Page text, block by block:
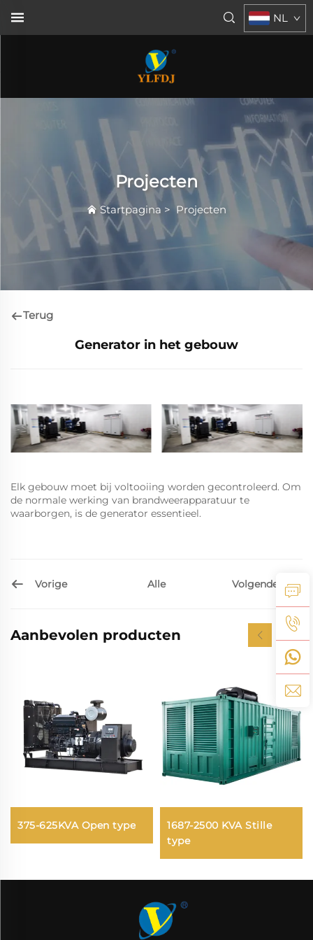
NL
Projecten
Startpagina >Projecten
Terug
Generator in het gebouw
Elk gebouw moet bij voltooiing worden gecontroleerd. Om
de normale werking van brandweerapparatuur te
waarborgen, is de generator essentieel.
Vorige Alle Volgende
Aanbevolen producten
375-625KVA Open type
1687-2500 KVA Stille
type